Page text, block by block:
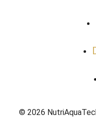
© 2026